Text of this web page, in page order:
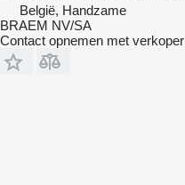
België, Handzame
BRAEM NV/SA
Contact opnemen met verkoper